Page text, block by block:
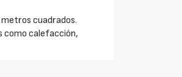
cuadrados.
como calefacción,